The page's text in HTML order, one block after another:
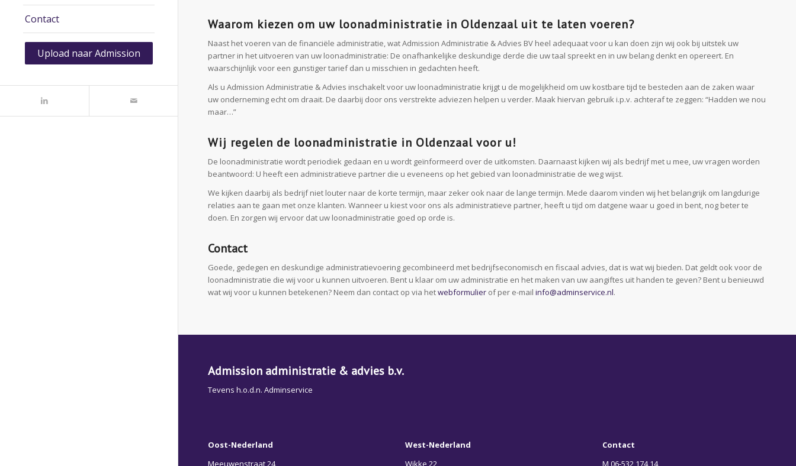
Contact
Upload naar Admission
Waarom kiezen om uw loonadministratie in Oldenzaal uit te laten voeren?
Naast het voeren van de financiële administratie, wat Admission Administratie & Advies BV heel adequaat voor u kan doen zijn wij ook bij uitstek uw
partner in het uitvoeren van uw loonadministratie: De onafhankelijke deskundige derde die uw taal spreekt en in uw belang denkt en opereert. En
waarschijnlijk voor een gunstiger tarief dan u misschien in gedachten heeft.
Als u Admission Administratie & Advies inschakelt voor uw loonadministratie krijgt u de mogelijkheid om uw kostbare tijd te besteden aan de zaken waar
uw onderneming echt om draait. De daarbij door ons verstrekte adviezen helpen u verder. Maak hiervan gebruik i.p.v. achteraf te zeggen: “Hadden we nou
maar…”
Wij regelen de loonadministratie in Oldenzaal voor u!
De loonadministratie wordt periodiek gedaan en u wordt geïnformeerd over de uitkomsten. Daarnaast kijken wij als bedrijf met u mee, uw vragen worden
beantwoord: U heeft een administratieve partner die u eveneens op het gebied van loonadministratie de weg wijst.
We kijken daarbij als bedrijf niet louter naar de korte termijn, maar zeker ook naar de lange termijn. Mede daarom vinden wij het belangrijk om langdurige
relaties aan te gaan met onze klanten. Wanneer u kiest voor ons als administratieve partner, heeft u tijd om datgene waar u goed in bent, nog beter te
doen. En zorgen wij ervoor dat uw loonadministratie goed op orde is.
Contact
Goede, gedegen en deskundige administratievoering gecombineerd met bedrijfseconomisch en fiscaal advies, dat is wat wij bieden. Dat geldt ook voor de
loonadministratie die wij voor u kunnen uitvoeren. Bent u klaar om uw administratie en het maken van uw aangiftes uit handen te geven? Bent u benieuwd
wat wij voor u kunnen betekenen? Neem dan contact op via hetwebformulier of per e-mail info@adminservice.nl.
Admission administratie & advies b.v.
Tevens h.o.d.n. Adminservice
Oost-Nederland
West-Nederland
Contact